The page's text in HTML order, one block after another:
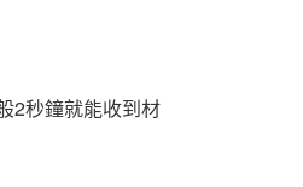
2秒鐘就能收到材